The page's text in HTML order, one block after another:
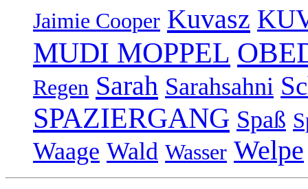
Jaimie Cooper Kuvasz
MUDI MOPPEL
Regen Sarah Sarahsahni
SPAZIERGANG Spaß
Waage Wald Wasser Welpe